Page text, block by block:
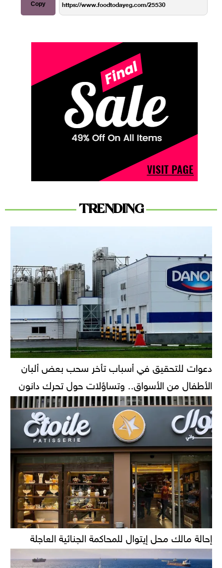
Copy
TRENDING
دعوات للتحقيق في أسباب تأخر سحب بعض ألبان
الأطفال من الأسواق.. وتساؤلات حول تحرك دانون
إحالة مالك محل إيتوال للمحاكمة الجنائية العاجلة